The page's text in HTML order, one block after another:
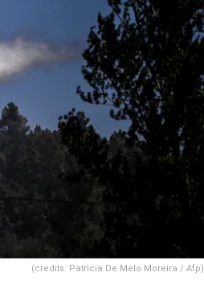
(credits: Patricia De Melo Moreira / Afp)